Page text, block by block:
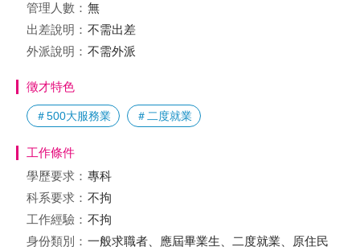
管理人數： 無
出差說明： 不需出差
外派說明： 不需外派
徵才特色
＃500大服務業 ＃二度就業
工作條件
學歷要求： 專科
科系要求： 不拘
工作經驗： 不拘
身份類別： 一般求職者、應屆畢業生、二度就業、原住民